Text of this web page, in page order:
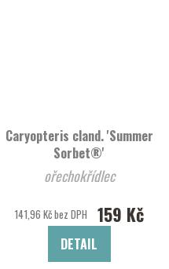
Caryopteris cland. 'Summer
Sorbet®'
ořechokřídlec
141,96 Kč bez DPH 159 Kč
DETAIL